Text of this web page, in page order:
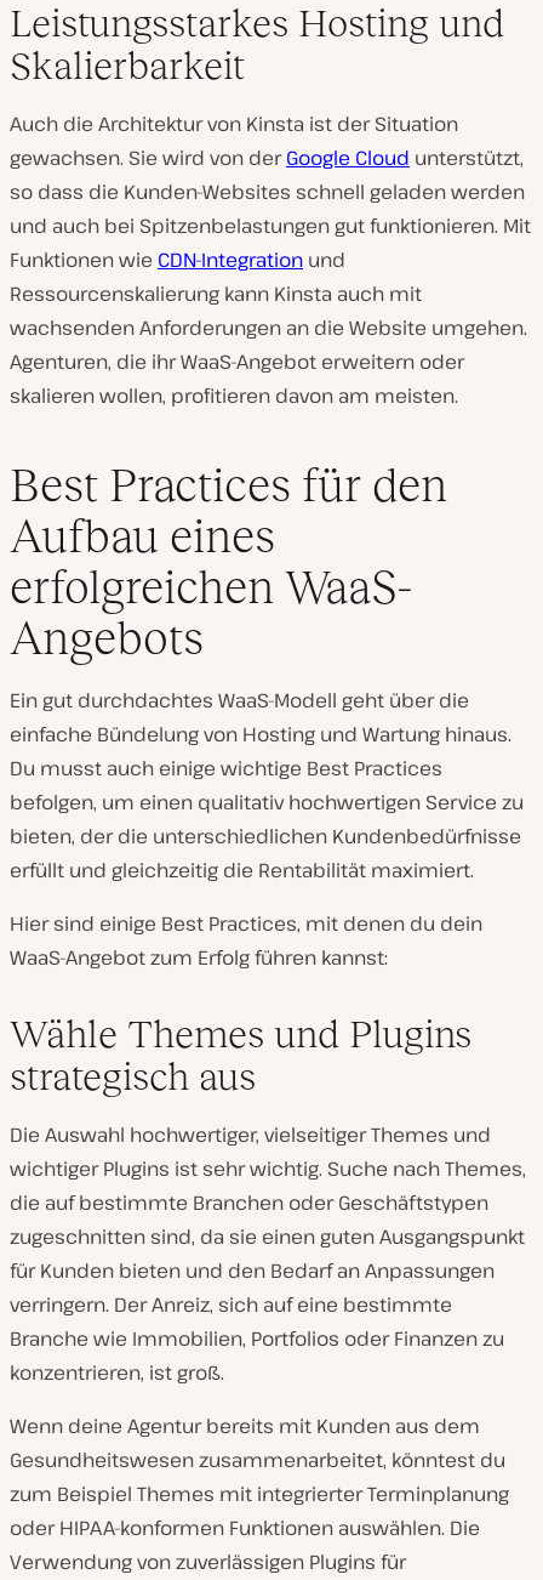
Leistungsstarkes Hosting und
Skalierbarkeit
Auch die Architektur von Kinsta ist der Situation
gewachsen. Sie wird von derGoogle Cloud unterstützt,
so dass die Kunden-Websites schnell geladen werden
und auch bei Spitzenbelastungen gut funktionieren. Mit
Funktionen wie CDN-Integration und
Ressourcenskalierung kann Kinsta auch mit
wachsenden Anforderungen an die Website umgehen.
Agenturen, die ihr WaaS-Angebot erweitern oder
skalieren wollen, profitieren davon am meisten.
Best Practices für den
Aufbau eines
erfolgreichen WaaS-
Angebots
Ein gut durchdachtes WaaS-Modell geht über die
einfache Bündelung von Hosting und Wartung hinaus.
Du musst auch einige wichtige Best Practices
befolgen, um einen qualitativ hochwertigen Service zu
bieten, der die unterschiedlichen Kundenbedürfnisse
erfüllt und gleichzeitig die Rentabilität maximiert.
Hier sind einige Best Practices, mit denen du dein
WaaS-Angebot zum Erfolg führen kannst:
Wähle Themes und Plugins
strategisch aus
Die Auswahl hochwertiger, vielseitiger Themes und
wichtiger Plugins ist sehr wichtig. Suche nach Themes,
die auf bestimmte Branchen oder Geschäftstypen
zugeschnitten sind, da sie einen guten Ausgangspunkt
für Kunden bieten und den Bedarf an Anpassungen
verringern. Der Anreiz, sich auf eine bestimmte
Branche wie Immobilien, Portfolios oder Finanzen zu
konzentrieren, ist groß.
Wenn deine Agentur bereits mit Kunden aus dem
Gesundheitswesen zusammenarbeitet, könntest du
zum Beispiel Themes mit integrierter Terminplanung
oder HIPAA-konformen Funktionen auswählen. Die
Verwendung von zuverlässigen Plugins für